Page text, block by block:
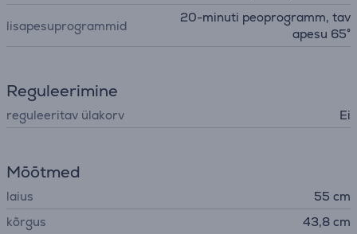
lisapesuprogrammid
20-minuti peoprogramm, tav
apesu 65°
Reguleerimine
reguleeritav ülakorv Ei
Mõõtmed
laius
55 cm
kõrgus
43,8 cm